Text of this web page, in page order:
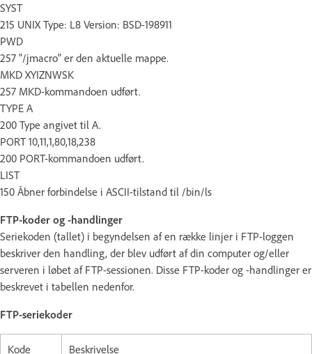
SYST
215 UNIX Type: L8 Version: BSD-198911
PWD
257 "/jmacro" er den aktuelle mappe.
MKD XYIZNWSK
257 MKD-kommandoen udført.
TYPE A
200 Type angivet til A.
PORT 10,11,1,80,18,238
200 PORT-kommandoen udført.
LIST
150 Åbner forbindelse i ASCII-tilstand til /bin/ls
FTP-koder og -handlinger
Seriekoden (tallet) i begyndelsen af en række linjer i FTP-loggen
beskriver den handling, der blev udført af din computer og/eller
serveren i løbet af FTP-sessionen. Disse FTP-koder og -handlinger er
beskrevet i tabellen nedenfor.
FTP-seriekoder
Kode Beskrivelse